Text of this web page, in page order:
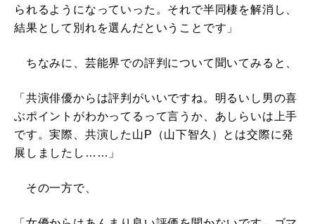
られるようになっていった。それで半同棲を解消し、
結果として別れを選んだということです」
ちなみに、芸能界での評判について聞いてみると、
「共演俳優からは評判がいいですね。明るいし男の喜
ぶポイントがわかってるって言うか、あしらいは上手
です。実際、共演した山P（山下智久）とは交際に発
展しましたし……」
その一方で、